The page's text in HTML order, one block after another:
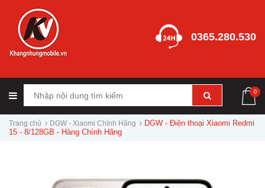
0365.280.530
0
Trang chủ DGW - Xiaomi Chính Hãng
DGW - Điện thoại Xiaomi Redmi
15 - 8/128GB - Hàng Chính Hãng